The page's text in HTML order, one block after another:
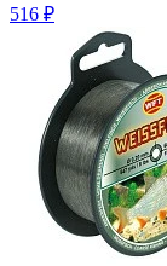
516 ₽